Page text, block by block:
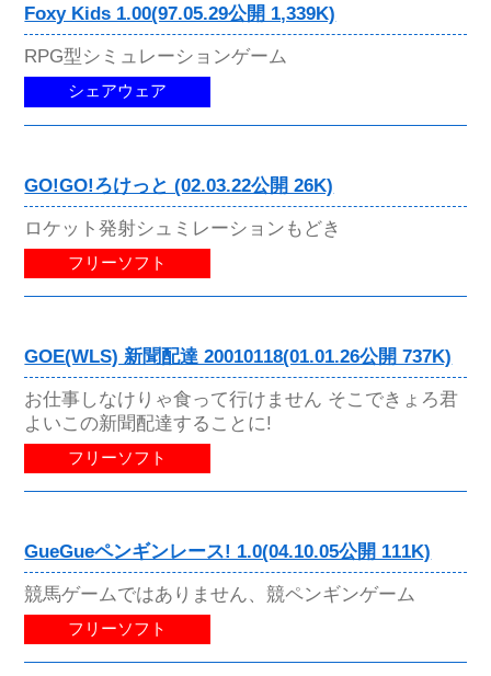
Foxy Kids 1.00(97.05.29公開 1,339K)
RPG型シミュレーションゲーム
シェアウェア
GO!GO!ろけっと (02.03.22公開 26K)
ロケット発射シュミレーションもどき
フリーソフト
GOE(WLS) 新聞配達 20010118(01.01.26公開 737K)
お仕事しなけりゃ食って行けません そこできょろ君
よいこの新聞配達することに!
フリーソフト
GueGueペンギンレース! 1.0(04.10.05公開 111K)
競馬ゲームではありません、競ペンギンゲーム
フリーソフト